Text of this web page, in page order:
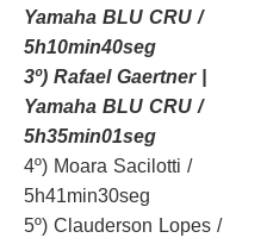
Yamaha BLU CRU /
5h10min40seg
3º) Rafael Gaertner |
Yamaha BLU CRU /
5h35min01seg
4º) Moara Sacilotti /
5h41min30seg
5º) Clauderson Lopes /